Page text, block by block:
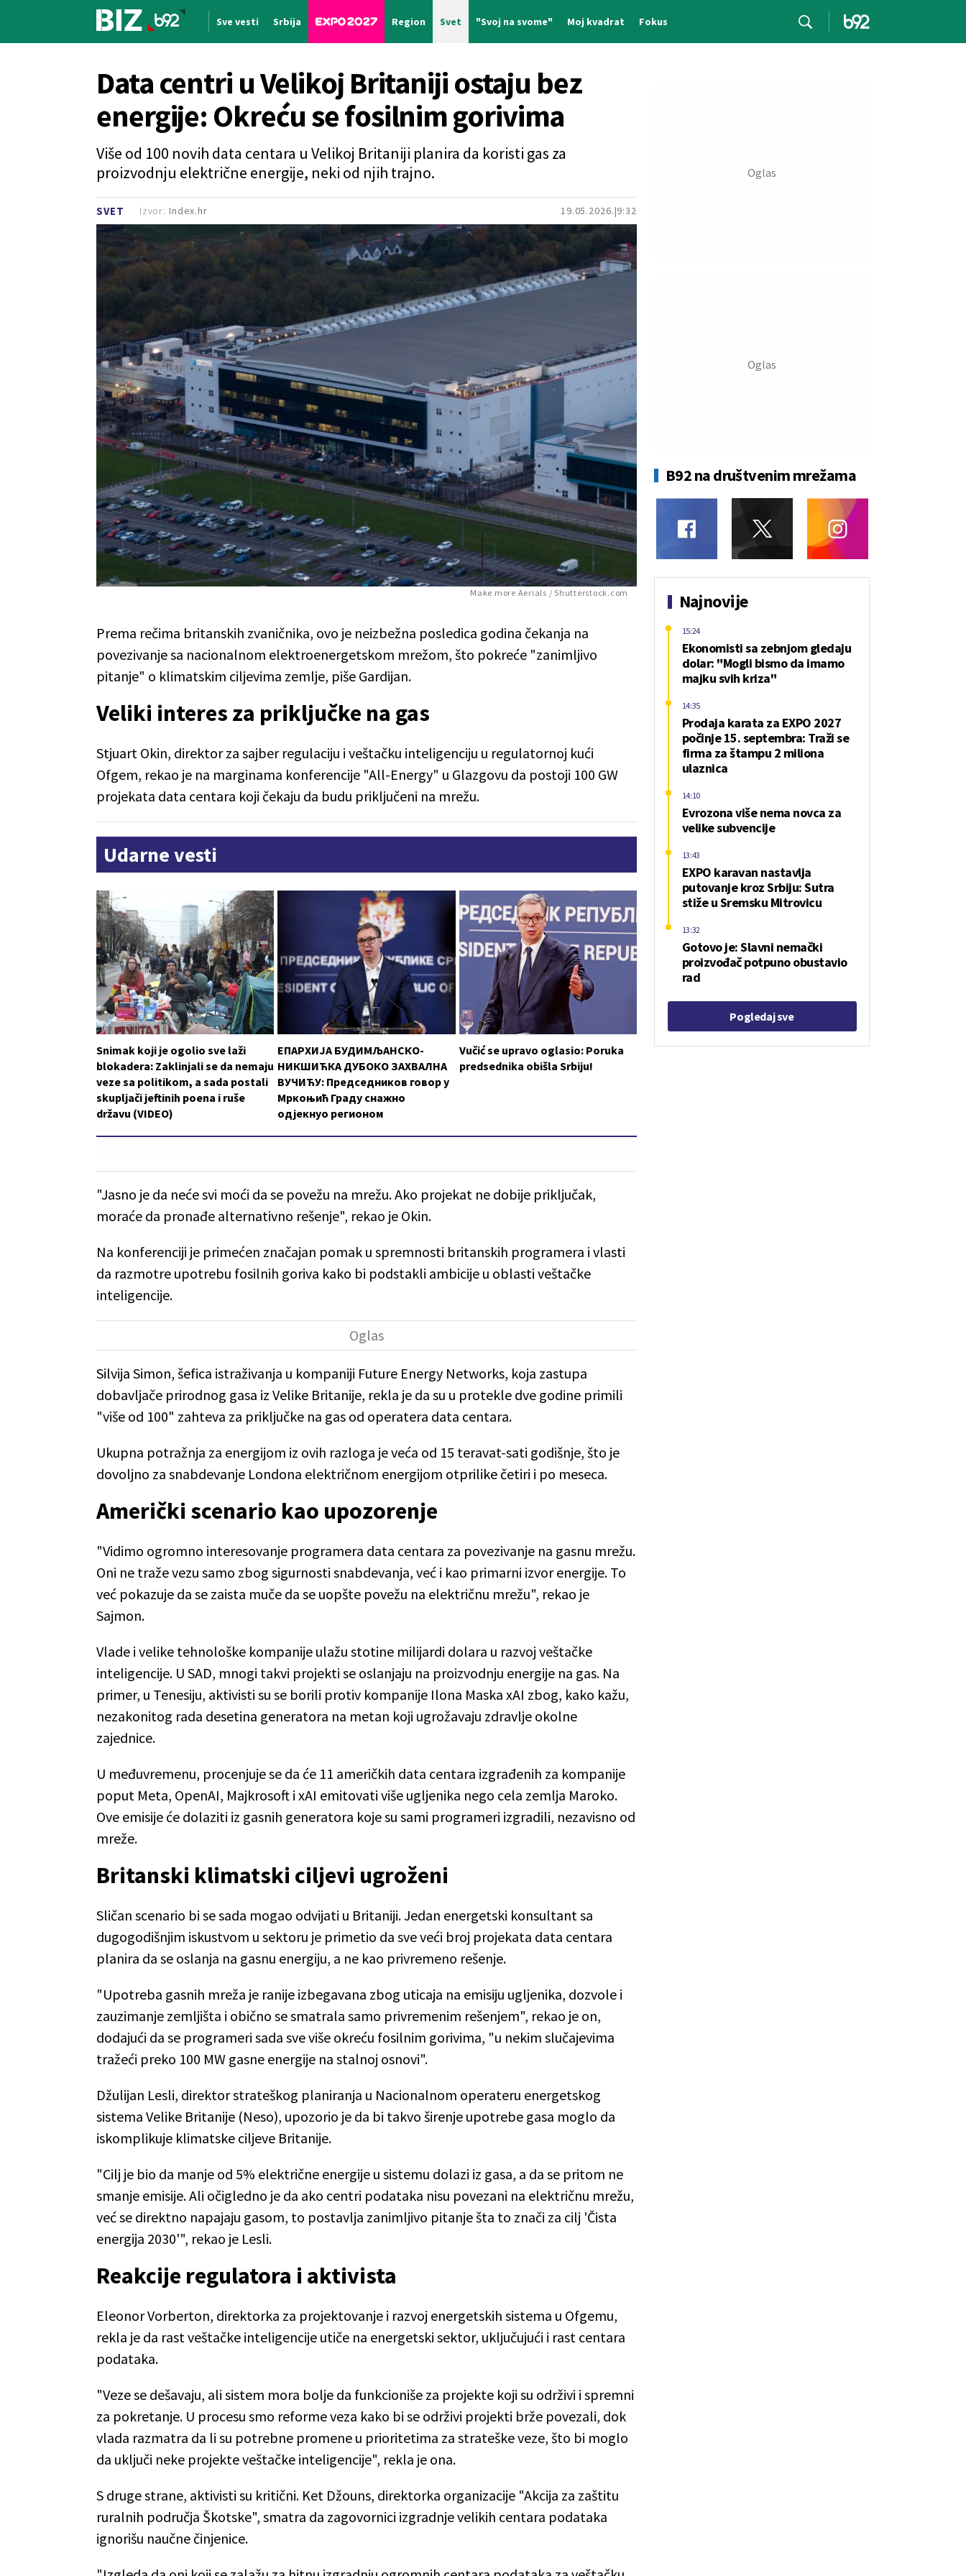
Sve vesti Srbija Region Svet "Svoj na svome" Moj kvadrat Fokus
SVET 19.05.2026. 9:32
Data centri u Velikoj Britaniji ostaju bez
energije: Okreću se fosilnim gorivima
Više od 100 novih data centara u Velikoj Britaniji planira da koristi gas za
proizvodnju električne energije, neki od njih trajno.
Izvor: Index.hr
Make more Aerials / Shutterstock.com
Prema rečima britanskih zvaničnika, ovo je neizbežna posledica godina čekanja na
povezivanje sa nacionalnom elektroenergetskom mrežom, što pokreće "zanimljivo
pitanje" o klimatskim ciljevima zemlje, piše Gardijan.
Veliki interes za priključke na gas
Stjuart Okin, direktor za sajber regulaciju i veštačku inteligenciju u regulatornoj kući
Ofgem, rekao je na marginama konferencije "All-Energy" u Glazgovu da postoji 100 GW
projekata data centara koji čekaju da budu priključeni na mrežu.
Udarne vesti
Snimak koji je ogolio sve laži
blokadera: Zaklinjali se da nemaju
veze sa politikom, a sada postali
skupljači jeftinih poena i ruše
državu (VIDEO)
ЕПАРХИЈА БУДИМЉАНСКО-
НИКШИЋКА ДУБОКО ЗАХВАЛНА
ВУЧИЋУ: Председников говор у
Мркоњић Граду снажно
одјекнуо регионом
Vučić se upravo oglasio: Poruka
predsednika obišla Srbiju!
"Jasno je da neće svi moći da se povežu na mrežu. Ako projekat ne dobije priključak,
moraće da pronađe alternativno rešenje", rekao je Okin.
Na konferenciji je primećen značajan pomak u spremnosti britanskih programera i vlasti
da razmotre upotrebu fosilnih goriva kako bi podstakli ambicije u oblasti veštačke
inteligencije.
Silvija Simon, šefica istraživanja u kompaniji Future Energy Networks, koja zastupa
dobavljače prirodnog gasa iz Velike Britanije, rekla je da su u protekle dve godine primili
"više od 100" zahteva za priključke na gas od operatera data centara.
Ukupna potražnja za energijom iz ovih razloga je veća od 15 teravat-sati godišnje, što je
dovoljno za snabdevanje Londona električnom energijom otprilike četiri i po meseca.
Američki scenario kao upozorenje
"Vidimo ogromno interesovanje programera data centara za povezivanje na gasnu mrežu.
Oni ne traže vezu samo zbog sigurnosti snabdevanja, već i kao primarni izvor energije. To
već pokazuje da se zaista muče da se uopšte povežu na električnu mrežu", rekao je
Sajmon.
Vlade i velike tehnološke kompanije ulažu stotine milijardi dolara u razvoj veštačke
inteligencije. U SAD, mnogi takvi projekti se oslanjaju na proizvodnju energije na gas. Na
primer, u Tenesiju, aktivisti su se borili protiv kompanije Ilona Maska xAI zbog, kako kažu,
nezakonitog rada desetina generatora na metan koji ugrožavaju zdravlje okolne
zajednice.
U međuvremenu, procenjuje se da će 11 američkih data centara izgrađenih za kompanije
poput Meta, OpenAI, Majkrosoft i xAI emitovati više ugljenika nego cela zemlja Maroko.
Ove emisije će dolaziti iz gasnih generatora koje su sami programeri izgradili, nezavisno od
mreže.
Britanski klimatski ciljevi ugroženi
Sličan scenario bi se sada mogao odvijati u Britaniji. Jedan energetski konsultant sa
dugogodišnjim iskustvom u sektoru je primetio da sve veći broj projekata data centara
planira da se oslanja na gasnu energiju, a ne kao privremeno rešenje.
"Upotreba gasnih mreža je ranije izbegavana zbog uticaja na emisiju ugljenika, dozvole i
zauzimanje zemljišta i obično se smatrala samo privremenim rešenjem", rekao je on,
dodajući da se programeri sada sve više okreću fosilnim gorivima, "u nekim slučajevima
tražeći preko 100 MW gasne energije na stalnoj osnovi".
Džulijan Lesli, direktor strateškog planiranja u Nacionalnom operateru energetskog
sistema Velike Britanije (Neso), upozorio je da bi takvo širenje upotrebe gasa moglo da
iskomplikuje klimatske ciljeve Britanije.
"Cilj je bio da manje od 5% električne energije u sistemu dolazi iz gasa, a da se pritom ne
smanje emisije. Ali očigledno je da ako centri podataka nisu povezani na električnu mrežu,
već se direktno napajaju gasom, to postavlja zanimljivo pitanje šta to znači za cilj 'Čista
energija 2030'", rekao je Lesli.
Reakcije regulatora i aktivista
Eleonor Vorberton, direktorka za projektovanje i razvoj energetskih sistema u Ofgemu,
rekla je da rast veštačke inteligencije utiče na energetski sektor, uključujući i rast centara
podataka.
"Veze se dešavaju, ali sistem mora bolje da funkcioniše za projekte koji su održivi i spremni
za pokretanje. U procesu smo reforme veza kako bi se održivi projekti brže povezali, dok
vlada razmatra da li su potrebne promene u prioritetima za strateške veze, što bi moglo
da uključi neke projekte veštačke inteligencije", rekla je ona.
S druge strane, aktivisti su kritični. Ket Džouns, direktorka organizacije "Akcija za zaštitu
ruralnih područja Škotske", smatra da zagovornici izgradnje velikih centara podataka
ignorišu naučne činjenice.
B92 na društvenim mrežama
Najnovije
Ekonomisti sa zebnjom gledaju
dolar: "Mogli bismo da imamo
majku svih kriza"
15:24
Prodaja karata za EXPO 2027
počinje 15. septembra: Traži se
firma za štampu 2 miliona
ulaznica
14:35
Evrozona više nema novca za
velike subvencije
14:10
EXPO karavan nastavlja
putovanje kroz Srbiju: Sutra
stiže u Sremsku Mitrovicu
13:43
Gotovo je: Slavni nemački
proizvođač potpuno obustavio
rad
13:32
Pogledaj sve